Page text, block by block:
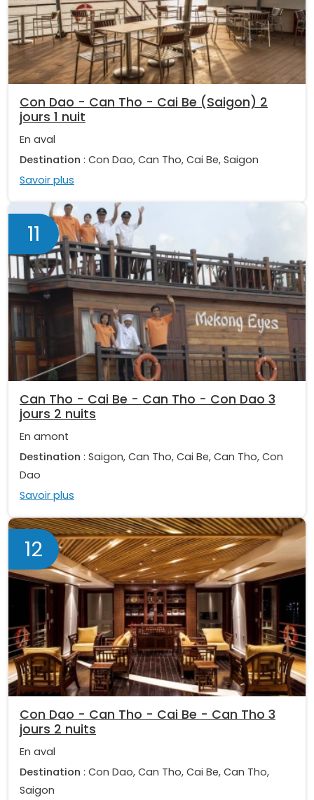
Con Dao - Can Tho - Cai Be (Saigon) 2
jours 1 nuit
En aval
Destination : Con Dao, Can Tho, Cai Be, Saigon
Savoir plus
11
Can Tho - Cai Be - Can Tho - Con Dao 3
jours 2 nuits
En amont
Destination : Saigon, Can Tho, Cai Be, Can Tho, Con
Dao
Savoir plus
12
Con Dao - Can Tho - Cai Be - Can Tho 3
jours 2 nuits
En aval
Destination : Con Dao, Can Tho, Cai Be, Can Tho,
Saigon